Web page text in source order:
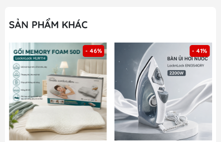
SẢN PHẨM KHÁC
- 46% - 41%